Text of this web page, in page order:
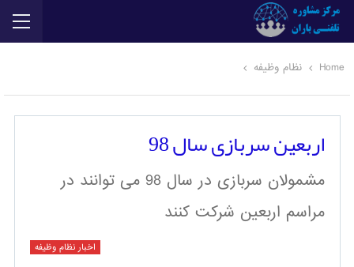
Home نظام وظیفه
اربعین سربازی سال 98
مشمولان سربازی در سال 98 می توانند در
مراسم اربعین شرکت کنند
اخبار نظام وظیفه